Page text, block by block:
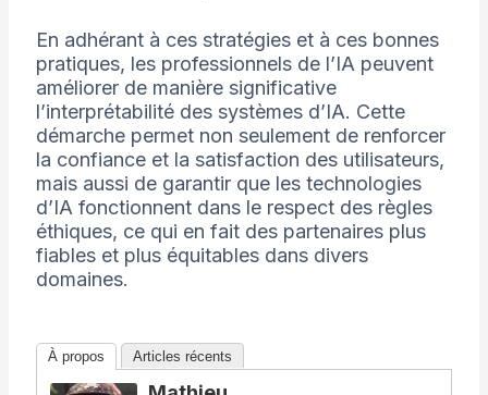
En adhérant à ces stratégies et à ces bonnes
pratiques, les professionnels de l’IA peuvent
améliorer de manière significative
l’interprétabilité des systèmes d’IA. Cette
démarche permet non seulement de renforcer
la confiance et la satisfaction des utilisateurs,
mais aussi de garantir que les technologies
d’IA fonctionnent dans le respect des règles
éthiques, ce qui en fait des partenaires plus
fiables et plus équitables dans divers
domaines.
À propos Articles récents